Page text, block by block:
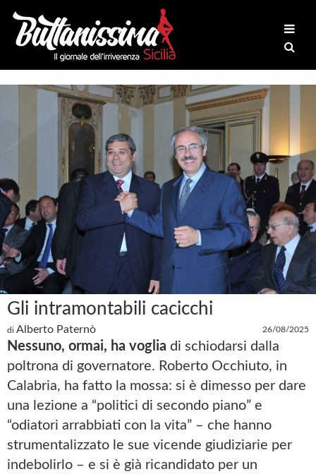
Gli intramontabili cacicchi
di Alberto Paternò 26/08/2025
Nessuno, ormai, ha voglia di schiodarsi dalla
poltrona di governatore. Roberto Occhiuto, in
Calabria, ha fatto la mossa: si è dimesso per dare
una lezione a “politici di secondo piano” e
“odiatori arrabbiati con la vita” – che hanno
strumentalizzato le sue vicende giudiziarie per
indebolirlo – e si è già ricandidato per un